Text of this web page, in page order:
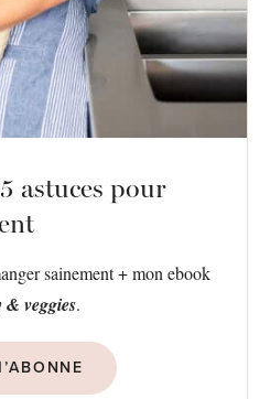
astuces pour
sainement + mon ebook
& veggies.